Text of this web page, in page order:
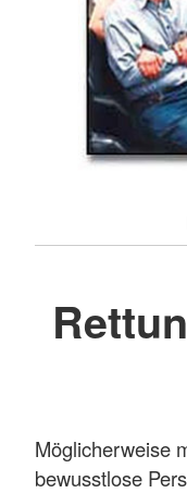
Möglicherweise
bewusstlose